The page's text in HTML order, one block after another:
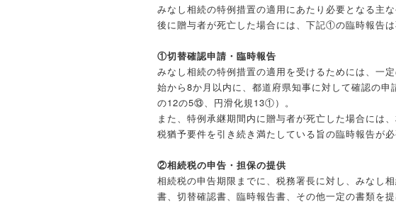
みなし相続の特例措置の適用にあたり必要となる主
後に贈与者が死亡した場合には、下記①の臨時報告は
①切替確認申請・臨時報告
みなし相続の特例措置の適用を受けるためには、一
始から8か月以内に、都道府県知事に対して確認の
の12の5⑬、円滑化規13①）。
また、特例承継期間内に贈与者が死亡した場合には
税猶予要件を引き続き満たしている旨の臨時報告が
②相続税の申告・担保の提供
相続税の申告期限までに、税務署長に対し、みなし
書、切替確認書、臨時報告書、その他一定の書類を